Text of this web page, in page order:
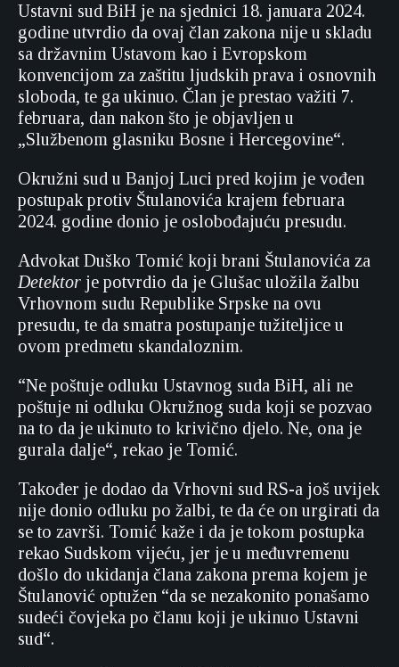
Ustavni sud BiH je na sjednici 18. januara 2024.
godine utvrdio da ovaj član zakona nije u skladu
sa državnim Ustavom kao i Evropskom
konvencijom za zaštitu ljudskih prava i osnovnih
sloboda, te ga ukinuo. Član je prestao važiti 7.
februara, dan nakon što je objavljen u
„Službenom glasniku Bosne i Hercegovine“.
Okružni sud u Banjoj Luci pred kojim je vođen
postupak protiv Štulanovića krajem februara
2024. godine donio je oslobođajuću presudu.
Advokat Duško Tomić koji brani Štulanovića za
Detektor je potvrdio da je Glušac uložila žalbu
Vrhovnom sudu Republike Srpske na ovu
presudu, te da smatra postupanje tužiteljice u
ovom predmetu skandaloznim.
“Ne poštuje odluku Ustavnog suda BiH, ali ne
poštuje ni odluku Okružnog suda koji se pozvao
na to da je ukinuto to krivično djelo. Ne, ona je
gurala dalje“, rekao je Tomić.
Također je dodao da Vrhovni sud RS-a još uvijek
nije donio odluku po žalbi, te da će on urgirati da
se to završi. Tomić kaže i da je tokom postupka
rekao Sudskom vijeću, jer je u međuvremenu
došlo do ukidanja člana zakona prema kojem je
Štulanović optužen “da se nezakonito ponašamo
sudeći čovjeka po članu koji je ukinuo Ustavni
sud“.